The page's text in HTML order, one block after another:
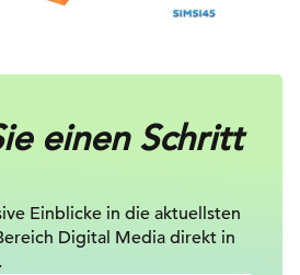
einen Schritt
Einblicke in die aktuellsten
Digital Media direkt in